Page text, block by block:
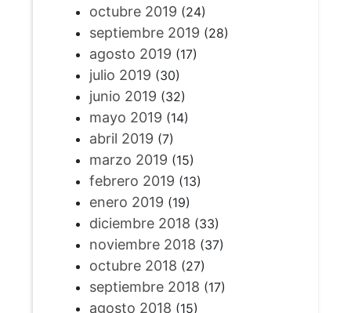
octubre 2019 (24)
septiembre 2019 (28)
agosto 2019 (17)
julio 2019 (30)
junio 2019 (32)
mayo 2019 (14)
abril 2019 (7)
marzo 2019 (15)
febrero 2019 (13)
enero 2019 (19)
diciembre 2018 (33)
noviembre 2018 (37)
octubre 2018 (27)
septiembre 2018 (17)
agosto 2018 (15)